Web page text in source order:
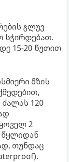
გლუვ
სჭირდებათ.
15-20 წუთით
მზის
120
2
თუნდაც